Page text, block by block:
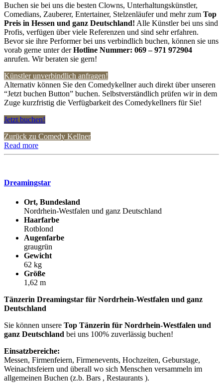
Buchen sie bei uns die besten Clowns, Unterhaltungskünstler,
Comedians, Zauberer, Entertainer, Stelzenläufer und mehr zum Top
Preis in Hessen und ganz Deutschland! Alle Künstler bei uns sind
Profis, verfügen über viele Referenzen und sind sehr erfahren.
Bevor sie ihre Performer bei uns verbindlich buchen, können sie uns
vorab gerne unter derHotline Nummer: 069 – 971 972904
anrufen. Wir beraten sie gern!
Künstler unverbindlich anfragen!
Alternativ können Sie den Comedykellner auch direkt über unseren
“Jetzt buchen Button” buchen. Selbstverständlich prüfen wir in dem
Zuge kurzfristig die Verfügbarkeit des Comedykellners für Sie!
Jetzt buchen!
Zurück zu Comedy Kellner
Read more
Dreamingstar
Ort, Bundesland
Nordrhein-Westfalen und ganz Deutschland
Haarfarbe
Rotblond
Augenfarbe
graugrün
Gewicht
62 kg
Größe
1,62 m
Tänzerin Dreamingstar für Nordrhein-Westfalen und ganz
Deutschland
Sie können unsere Top Tänzerin für Nordrhein-Westfalen und
ganz Deutschland bei uns 100% zuverlässig buchen!
Einsatzbereiche:
Messen, Firmenfeiern, Firmenevents, Hochzeiten, Geburstage,
Weinachtsfeiern und überall wo sich Menschen versammeln im
allgemeinen Buchen (z.b. Bars , Restaurants ).